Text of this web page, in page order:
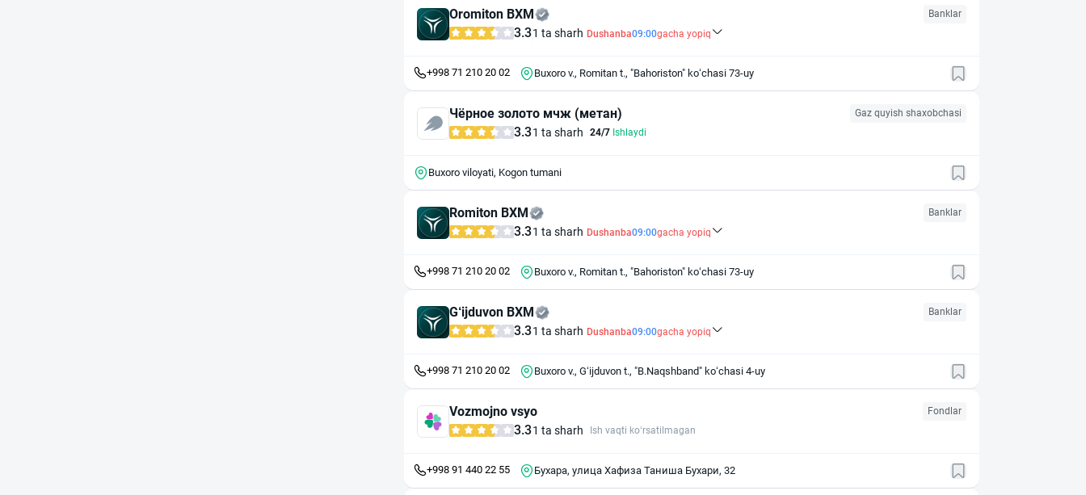
Oromiton BXM Banklar
3.31 ta sharh Dushanba09:00gacha yopiq
+998 71 210 20 02 Buxoro v., Romitan t., "Bahoriston" ko‘chasi 73-uy
Чёрное золото мчж (метан) Gaz quyish shaxobchasi
3.31 ta sharh 24/7 Ishlaydi
Buxoro viloyati, Kogon tumani
Romiton BXM Banklar
3.31 ta sharh Dushanba09:00gacha yopiq
+998 71 210 20 02 Buxoro v., Romitan t., "Bahoriston" ko‘chasi 73-uy
G‘ijduvon BXM Banklar
3.31 ta sharh Dushanba09:00gacha yopiq
+998 71 210 20 02 Buxoro v., G‘ijduvon t., "B.Naqshband" ko‘chasi 4-uy
Vozmojno vsyo Fondlar
3.31 ta sharh Ish vaqti ko‘rsatilmagan
+998 91 440 22 55 Бухара, улица Хафиза Таниша Бухари, 32